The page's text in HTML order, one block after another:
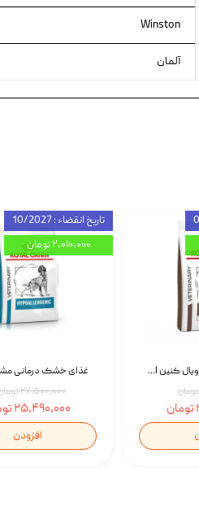
Winston
آلمان
۲۷,۵۰۰,۰۰۰ تومان
۲۵,۴۹۰,۰۰۰ تومان
افزودن
تاریخ انقضاء : 10/2027
۲,۰۱۰,۰۰۰ تومان
غذای خشک سگ رویال کنین Royal Canin Gastrointestinal وزن 7.5 کیلوگرم | پت استوک